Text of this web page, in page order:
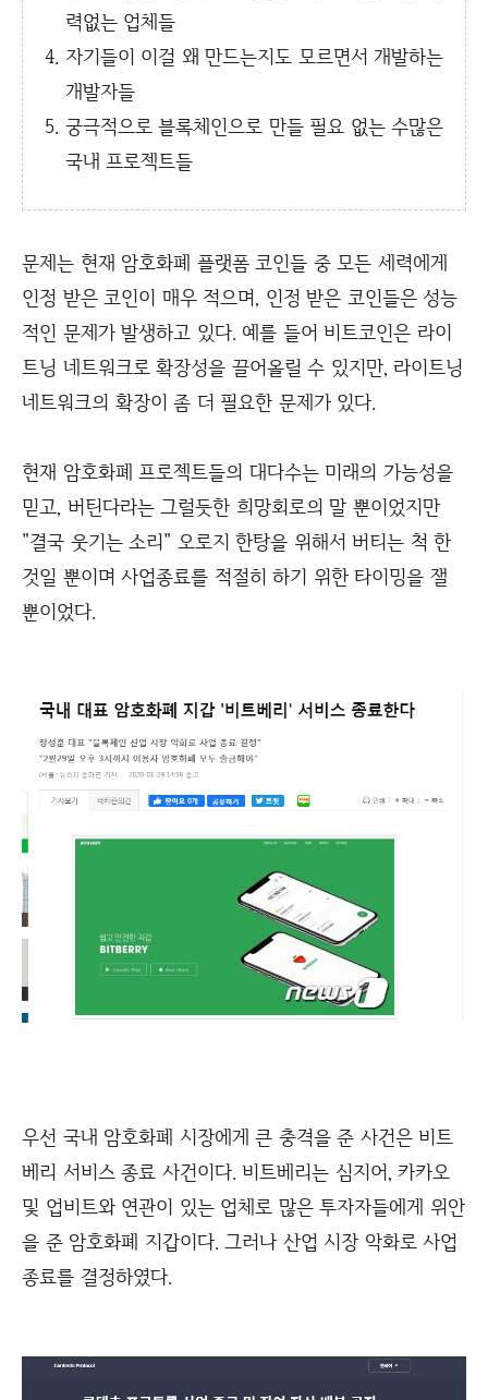
력없는 업체들
자기들이 이걸 왜 만드는지도 모르면서 개발하는
개발자들
궁극적으로 블록체인으로 만들 필요 없는 수많은
국내 프로젝트들
문제는 현재 암호화폐 플랫폼 코인들 중 모든 세력에게
인정 받은 코인이 매우 적으며, 인정 받은 코인들은 성능
적인 문제가 발생하고 있다. 예를 들어 비트코인은 라이
트닝 네트워크로 확장성을 끌어올릴 수 있지만, 라이트닝
네트워크의 확장이 좀 더 필요한 문제가 있다.
현재 암호화폐 프로젝트들의 대다수는 미래의 가능성을
믿고, 버틴다라는 그럴듯한 희망회로의 말 뿐이었지만
"결국 웃기는 소리" 오로지 한탕을 위해서 버티는 척 한
것일 뿐이며 사업종료를 적절히 하기 위한 타이밍을 잴
뿐이었다.
우선 국내 암호화폐 시장에게 큰 충격을 준 사건은 비트
베리 서비스 종료 사건이다. 비트베리는 심지어, 카카오
및 업비트와 연관이 있는 업체로 많은 투자자들에게 위안
을 준 암호화폐 지갑이다. 그러나 산업 시장 악화로 사업
종료를 결정하였다.